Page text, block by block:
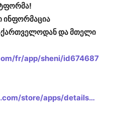
ინფორმაცია
და მთელი
fr/app/sheni/id674687
store/apps/details…